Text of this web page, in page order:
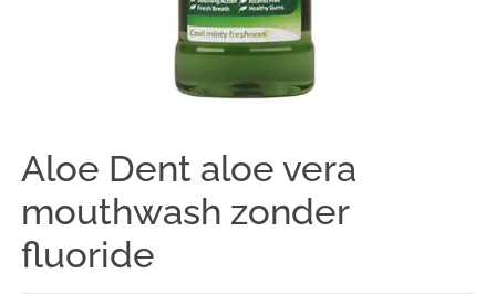
Aloe Dent aloe vera
mouthwash zonder
fluoride